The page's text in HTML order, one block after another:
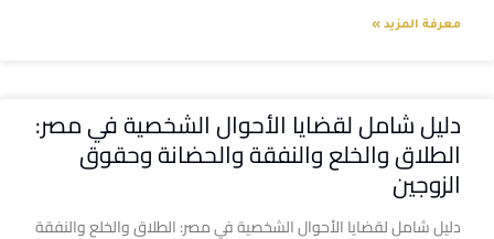
معرفة المزيد »
دليل شامل لقضايا الأحوال الشخصية في مصر:
الطلاق والخلع والنفقة والحضانة وحقوق
الزوجين
دليل شامل لقضايا الأحوال الشخصية في مصر: الطلاق والخلع والنفقة